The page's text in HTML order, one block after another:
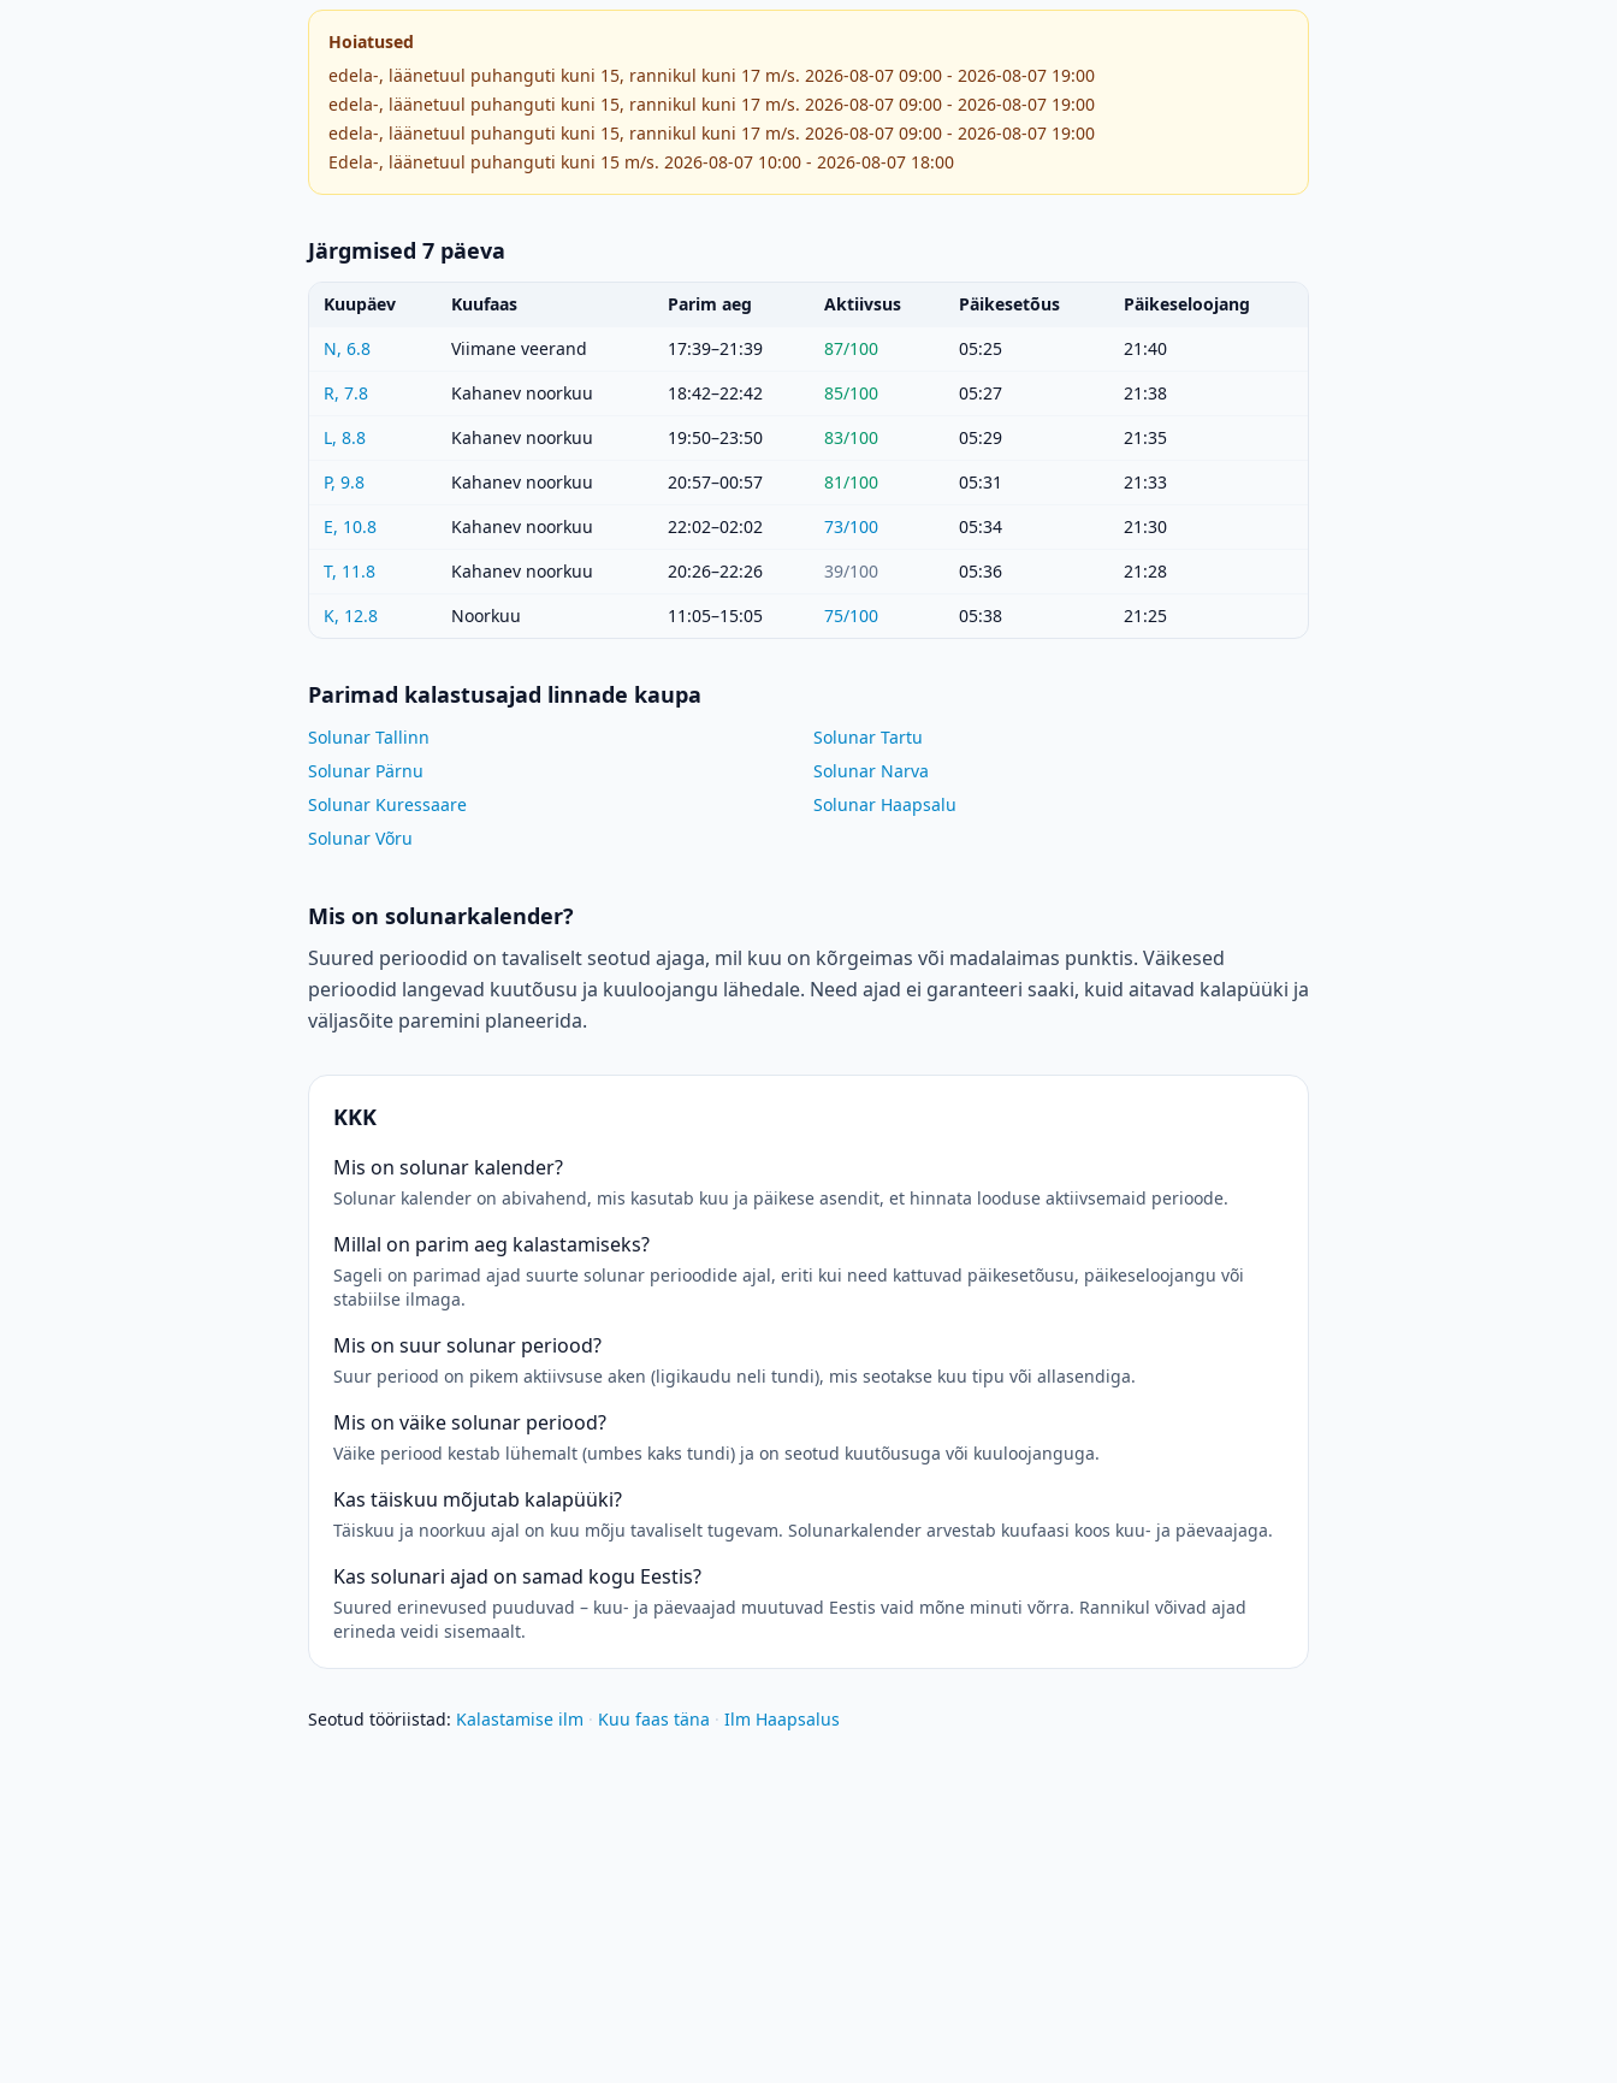
Hoiatused
edela-, läänetuul puhanguti kuni 15, rannikul kuni 17 m/s. 2026-08-07 09:00 - 2026-08-07 19:00
edela-, läänetuul puhanguti kuni 15, rannikul kuni 17 m/s. 2026-08-07 09:00 - 2026-08-07 19:00
edela-, läänetuul puhanguti kuni 15, rannikul kuni 17 m/s. 2026-08-07 09:00 - 2026-08-07 19:00
Edela-, läänetuul puhanguti kuni 15 m/s. 2026-08-07 10:00 - 2026-08-07 18:00
Järgmised 7 päeva
Kuupäev Kuufaas Parim aeg Aktiivsus Päikesetõus
Päikeseloojang
N, 6.8
Viimane veerand 17:39–21:39 87/100 05:25
21:40
R, 7.8
Kahanev noorkuu 18:42–22:42 85/100 05:27
21:38
L, 8.8
Kahanev noorkuu 19:50–23:50 83/100 05:29
21:35
P, 9.8
Kahanev noorkuu 20:57–00:57 81/100 05:31
21:33
E, 10.8
Kahanev noorkuu 22:02–02:02 73/100 05:34
21:30
T, 11.8
Kahanev noorkuu 20:26–22:26 39/100 05:36
21:28
K, 12.8
Noorkuu 11:05–15:05 75/100 05:38 21:25
Parimad kalastusajad linnade kaupa
Solunar Tallinn
Solunar Tartu
Solunar Pärnu
Solunar Narva
Solunar Kuressaare
Solunar Haapsalu
Solunar Võru
Mis on solunarkalender?
Suured perioodid on tavaliselt seotud ajaga, mil kuu on kõrgeimas või madalaimas punktis. Väikesed
perioodid langevad kuutõusu ja kuuloojangu lähedale. Need ajad ei garanteeri saaki, kuid aitavad kalapüüki ja
väljasõite paremini planeerida.
KKK
Mis on solunar kalender?
Solunar kalender on abivahend, mis kasutab kuu ja päikese asendit, et hinnata looduse aktiivsemaid perioode.
Millal on parim aeg kalastamiseks?
Sageli on parimad ajad suurte solunar perioodide ajal, eriti kui need kattuvad päikesetõusu, päikeseloojangu või
stabiilse ilmaga.
Mis on suur solunar periood?
Suur periood on pikem aktiivsuse aken (ligikaudu neli tundi), mis seotakse kuu tipu või allasendiga.
Mis on väike solunar periood?
Väike periood kestab lühemalt (umbes kaks tundi) ja on seotud kuutõusuga või kuuloojanguga.
Kas täiskuu mõjutab kalapüüki?
Täiskuu ja noorkuu ajal on kuu mõju tavaliselt tugevam. Solunarkalender arvestab kuufaasi koos kuu- ja päevaajaga.
Kas solunari ajad on samad kogu Eestis?
Suured erinevused puuduvad – kuu- ja päevaajad muutuvad Eestis vaid mõne minuti võrra. Rannikul võivad ajad
erineda veidi sisemaalt.
Seotud tööriistad: Kalastamise ilm · Kuu faas täna · Ilm Haapsalus